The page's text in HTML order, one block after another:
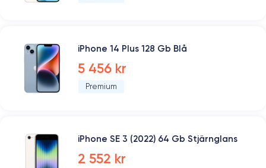
iPhone 14 Plus 128 Gb Blå
5 456 kr
Premium
iPhone SE 3 (2022) 64 Gb Stjärnglans
2 552 kr